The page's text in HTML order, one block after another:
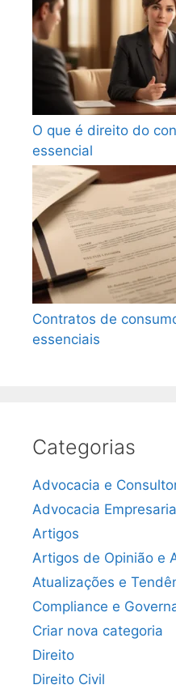
O que é direito do
essencial
Contratos de
essenciais
Categorias
Advocacia e
Advocacia
Artigos
Artigos de Opinião e
Atualizações e
Compliance e
Criar nova categoria
Direito
Direito Civil